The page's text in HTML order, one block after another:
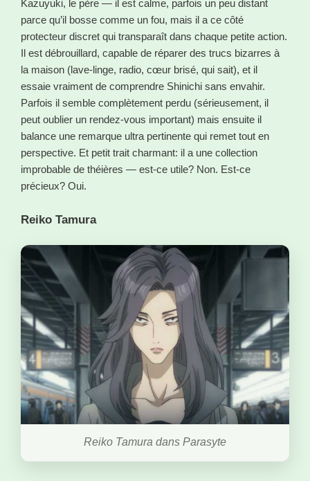
Kazuyuki, le père — il est calme, parfois un peu distant
parce qu’il bosse comme un fou, mais il a ce côté
protecteur discret qui transparaît dans chaque petite action.
Il est débrouillard, capable de réparer des trucs bizarres à
la maison (lave-linge, radio, cœur brisé, qui sait), et il
essaie vraiment de comprendre Shinichi sans envahir.
Parfois il semble complètement perdu (sérieusement, il
peut oublier un rendez-vous important) mais ensuite il
balance une remarque ultra pertinente qui remet tout en
perspective. Et petit trait charmant: il a une collection
improbable de théières — est-ce utile? Non. Est-ce
précieux? Oui.
Reiko Tamura
Reiko Tamura dans Parasyte